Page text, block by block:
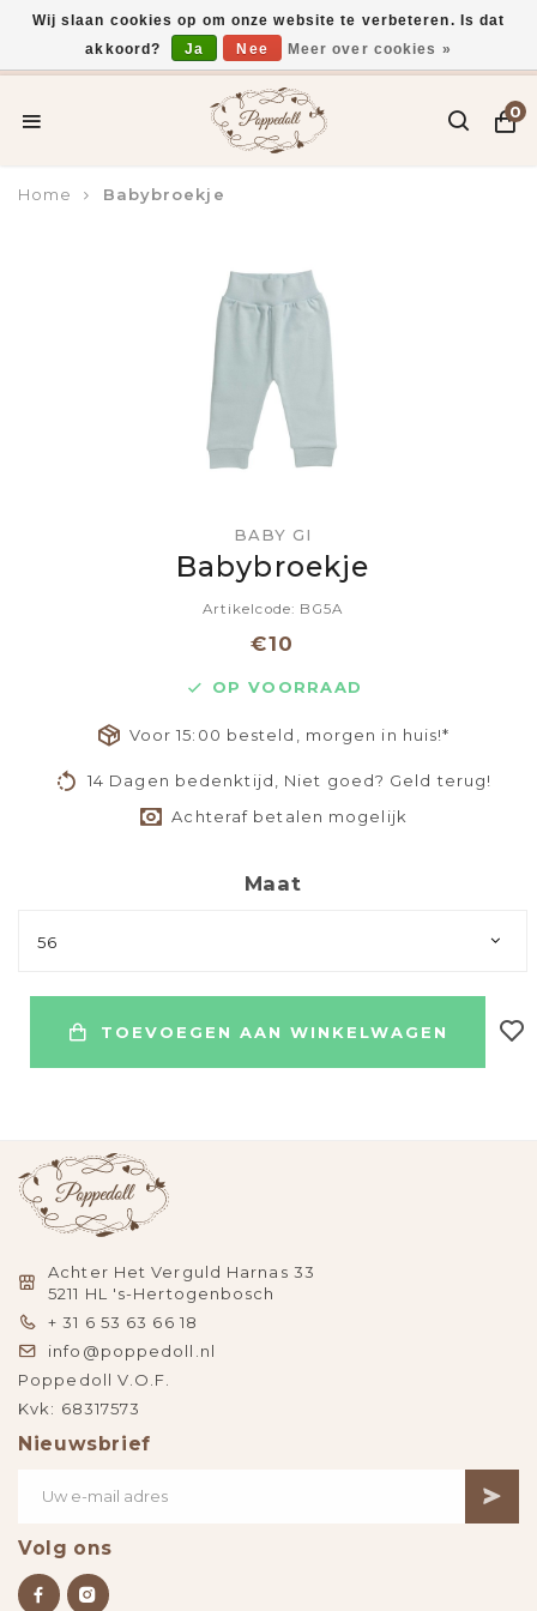
Voor 15:00 uur besteld, vandaag verzonden*
0
Home Babybroekje
BABY GI
Babybroekje
Artikelcode: BG5A
€10
OP VOORRAAD
Voor 15:00 besteld, morgen in huis!*
14 Dagen bedenktijd, Niet goed? Geld terug!
Achteraf betalen mogelijk
Maat
56
TOEVOEGEN AAN WINKELWAGEN
Achter Het Verguld Harnas 33
5211 HL 's-Hertogenbosch
+ 31 6 53 63 66 18
info@poppedoll.nl
Poppedoll V.O.F.
Kvk: 68317573
Nieuwsbrief
Volg ons
Wij slaan cookies op om onze website te verbeteren. Is dat
akkoord?
Ja Nee Meer over cookies »